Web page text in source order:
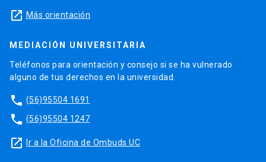
launch Más orientación
MEDIACIÓN UNIVERSITARIA
Teléfonos para orientación y consejo si se ha vulnerado
alguno de tus derechos en la universidad.
phone (56)95504 1691
phone (56)95504 1247
launch Ir a la Oficina de Ombuds UC